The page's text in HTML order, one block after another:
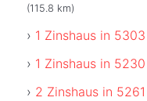
(115.8 km)
1 Zinshaus in
1 Zinshaus in
2 Zinshaus in